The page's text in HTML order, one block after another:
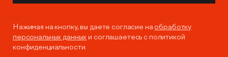
Нажимая на кнопку, вы даете согласие на обработку
персональных данныхи соглашаетесь с политикой
конфиденциальности.